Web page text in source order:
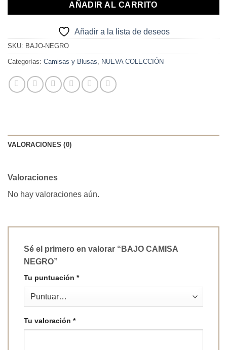
AÑADIR AL CARRITO
Añadir a la lista de deseos
SKU: BAJO-NEGRO
Categorías: Camisas y Blusas, NUEVA COLECCIÓN
VALORACIONES (0)
Valoraciones
No hay valoraciones aún.
Sé el primero en valorar “BAJO CAMISA
NEGRO”
Tu puntuación *
Tu valoración *